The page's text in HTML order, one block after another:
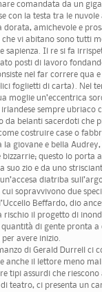
comandata da un
con la testa tra le
amichevole e
vi abitano sono tutti
Il re si fa
posti di lavoro
nel far correre qua
foglietti di carta). Nel
moglie un’eccentrica
sempre ubriaco
belanti sacerdoti che
costruire case o
giovane e bella
questo lo porta
zio e da uno
diatriba
sopravvivono due
Beffardo, dio
rischio il progetto di
di gente pronta
avere inizio.
di Gerald Durrell ci
il lettore meno
tipi assurdi che
teatro, ci presenta un